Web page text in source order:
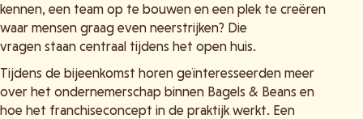
kennen, een team op te bouwen en een plek te creëren
waar mensen graag even neerstrijken? Die
vragen staan centraal tijdens het open huis.
Tijdens de bijeenkomst horen geïnteresseerden meer
over het ondernemerschap binnen Bagels & Beans en
hoe het franchiseconcept in de praktijk werkt. Een